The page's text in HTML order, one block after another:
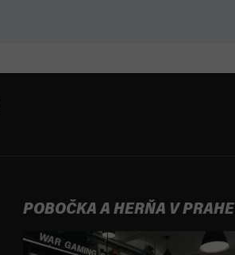
POBOČKA A HERŇA V PRAHE